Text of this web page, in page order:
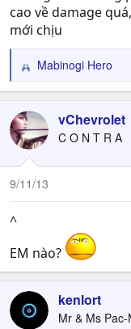
cao về damage
mới chịu
R
e
c
t
i
o
n
Mabinogi Hero
vChevrolet
C O N T R A
9/11/13
^
EM nào?
kenlort
Mr & Ms Pac-